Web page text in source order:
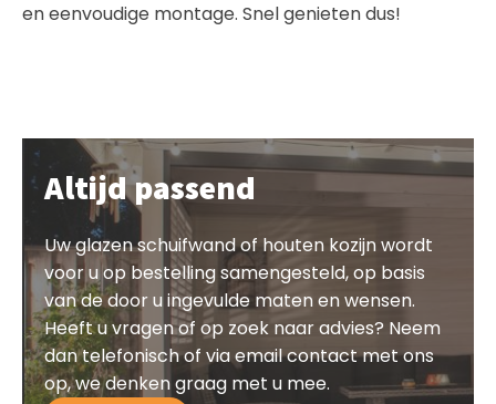
en eenvoudige montage. Snel genieten dus!
Altijd passend
Uw glazen schuifwand of houten kozijn wordt
voor u op bestelling samengesteld, op basis
van de door u ingevulde maten en wensen.
Heeft u vragen of op zoek naar advies? Neem
dan telefonisch of via email contact met ons
op, we denken graag met u mee.